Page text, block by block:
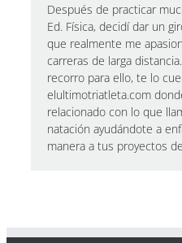
Después de practicar
Ed. Física, decidí dar un
que realmente me
carreras de larga
recorro para ello, te lo
elultimotriatleta.com
relacionado con lo que
natación ayudándote a
manera a tus proyectos